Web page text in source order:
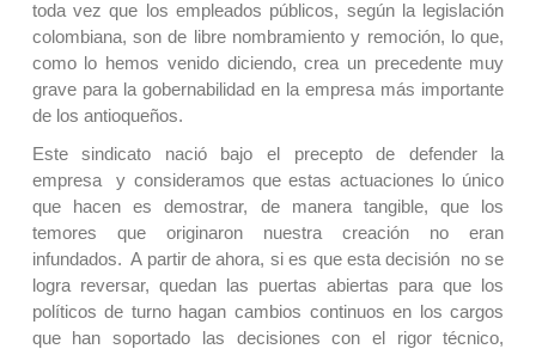
toda vez que los empleados públicos, según la legislación
colombiana, son de libre nombramiento y remoción, lo que,
como lo hemos venido diciendo, crea un precedente muy
grave para la gobernabilidad en la empresa más importante
de los antioqueños.
Este sindicato nació bajo el precepto de defender la
empresa y consideramos que estas actuaciones lo único
que hacen es demostrar, de manera tangible, que los
temores que originaron nuestra creación no eran
infundados. A partir de ahora, si es que esta decisión no se
logra reversar, quedan las puertas abiertas para que los
políticos de turno hagan cambios continuos en los cargos
que han soportado las decisiones con el rigor técnico,